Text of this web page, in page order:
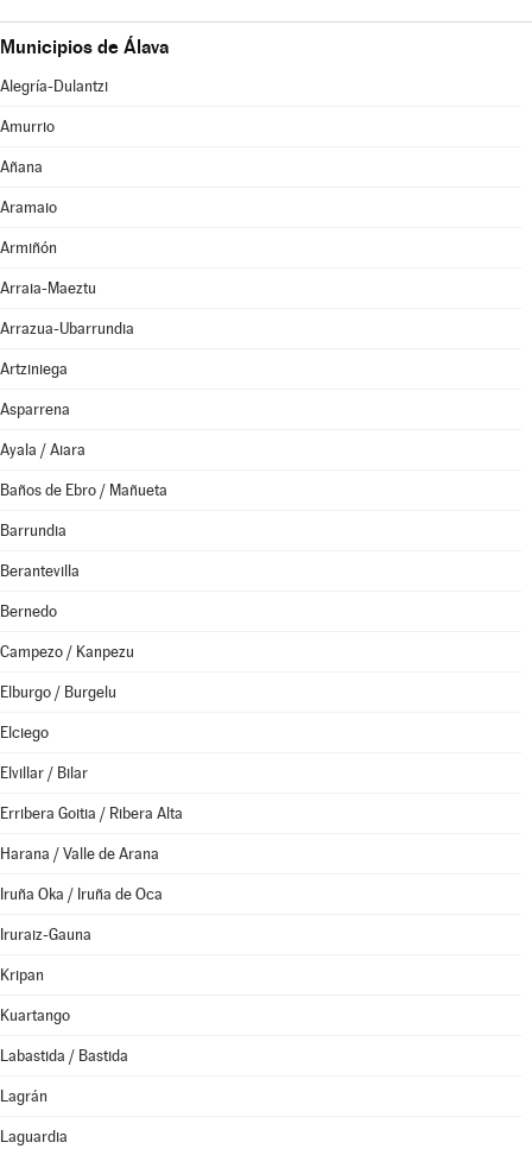
Municipios de Álava
Alegría-Dulantzi
Amurrio
Añana
Aramaio
Armiñón
Arraia-Maeztu
Arrazua-Ubarrundia
Artziniega
Asparrena
Ayala / Aiara
Baños de Ebro / Mañueta
Barrundia
Berantevilla
Bernedo
Campezo / Kanpezu
Elburgo / Burgelu
Elciego
Elvillar / Bilar
Erribera Goitia / Ribera Alta
Harana / Valle de Arana
Iruña Oka / Iruña de Oca
Iruraiz-Gauna
Kripan
Kuartango
Labastida / Bastida
Lagrán
Laguardia